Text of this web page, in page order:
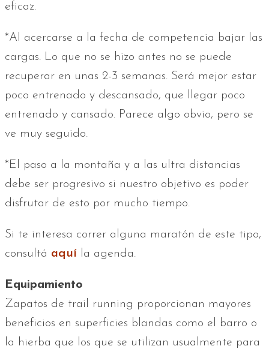
eficaz.
*Al acercarse a la fecha de competencia bajar las
cargas. Lo que no se hizo antes no se puede
recuperar en unas 2-3 semanas. Será mejor estar
poco entrenado y descansado, que llegar poco
entrenado y cansado. Parece algo obvio, pero se
ve muy seguido.
*El paso a la montaña y a las ultra distancias
debe ser progresivo si nuestro objetivo es poder
disfrutar de esto por mucho tiempo.
Si te interesa correr alguna maratón de este tipo,
consultá aquí la agenda.
Equipamiento
Zapatos de trail running proporcionan mayores
beneficios en superficies blandas como el barro o
la hierba que los que se utilizan usualmente para